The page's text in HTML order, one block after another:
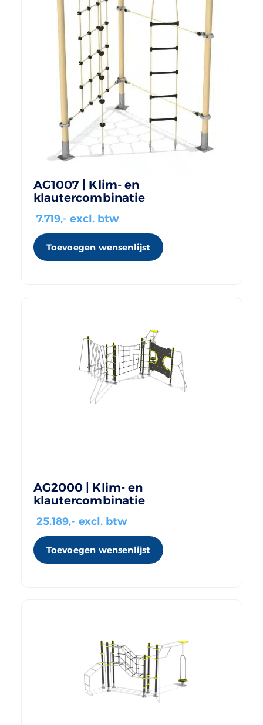
AG1007 | Klim- en
klautercombinatie
7.719,- excl. btw
Toevoegen wensenlijst
AG2000 | Klim- en
klautercombinatie
25.189,- excl. btw
Toevoegen wensenlijst